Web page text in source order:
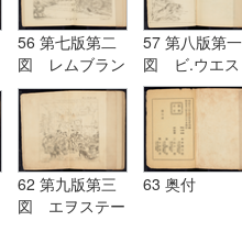
56 第七版第二
図 レムブラン
ド Rembrandt
57 第八版第一
図 ビ.ウエス
ト B.West
62 第九版第三
図 エヲステー
63 奥付